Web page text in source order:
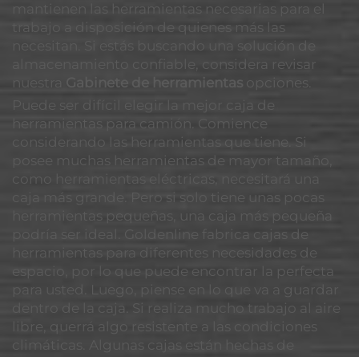
mantienen las herramientas necesarias para el
trabajo a disposición de quienes más las
necesitan. Si estás buscando una solución de
almacenamiento confiable, considera revisar
nuestra
Gabinete de herramientas opciones.
Puede ser difícil elegir la mejor caja de
herramientas para camión. Comience
considerando las herramientas que tiene. Si
posee muchas herramientas de mayor tamaño,
como herramientas eléctricas, necesitará una
caja más grande. Pero si solo tiene unas pocas
herramientas pequeñas, una caja más pequeña
podría ser ideal. Goldenline fabrica cajas de
herramientas para diferentes necesidades de
espacio, por lo que puede encontrar la perfecta
para usted. Luego, piense en lo que va a guardar
dentro de la caja. Si realiza mucho trabajo al aire
libre, querrá algo resistente a las condiciones
climáticas. Algunas cajas están hechas de